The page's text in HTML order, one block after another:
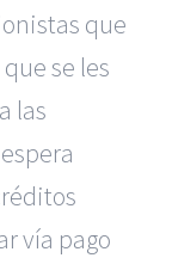
que
se les
las
vía pago